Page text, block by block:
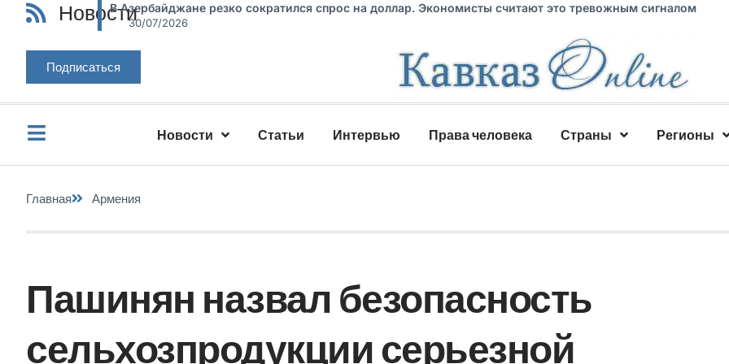
НовостиВ Азербайджане резко сократился спрос на доллар. Экономисты считают это тревожным сигналом
30/07/2026
Подписаться
Новости Статьи Интервью Права человека Страны Регионы
Главная Армения
Пашинян назвал безопасность
сельхозпродукции серьезной